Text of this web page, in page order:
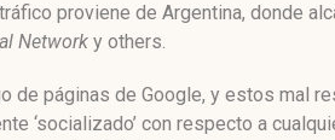
proviene de Argentina, donde
Network y others.
de páginas de Google, y estos mal
‘socializado’ con respecto a